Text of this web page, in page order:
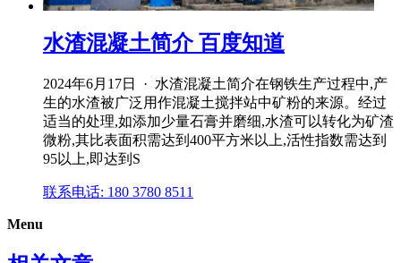
水渣混凝土简介 百度知道
2024年6月17日 · 水渣混凝土简介在钢铁生产过程中,产
生的水渣被广泛用作混凝土搅拌站中矿粉的来源。经过
适当的处理,如添加少量石膏并磨细,水渣可以转化为矿渣
微粉,其比表面积需达到400平方米以上,活性指数需达到
95以上,即达到S
联系电话: 180 3780 8511
Menu